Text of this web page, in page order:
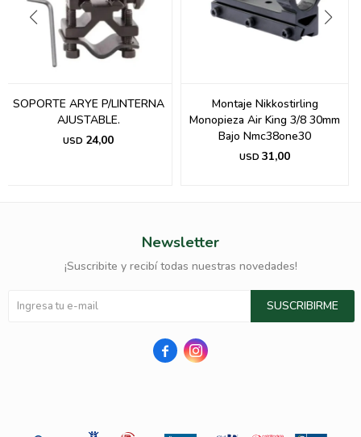
SOPORTE ARYE P/LINTERNA
AJUSTABLE.
USD 24,00
Montaje Nikkostirling
Monopieza Air King 3/8 30mm
Bajo Nmc38one30
USD 31,00
Newsletter
¡Suscribite y recibí todas nuestras novedades!
SUSCRIBIRME
 